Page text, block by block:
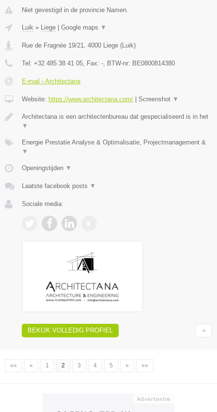
Niet gevestigd in de provincie Namen.
Luik » Liege Google maps ▼
Rue de Fragnée 19/21, 4000 Liege (Luik)
Tel: +32 485 38 41 05, Fax: -, BTW-nr: BE0800814380
E-mail › Architectana
Website: https://www.architectana.com/ Screenshot ▼
Architectana is een architectenbureau dat gespecialiseerd is in het
▼
Energie Prestatie Analyse & Optimalisatie, Projectmanagement &
▼
Openingstijden ▼
Laatste facebook posts ▼
Sociale media:
BEKIJK VOLLEDIG PROFIEL
«« « 1 2 3 4 5 » »»